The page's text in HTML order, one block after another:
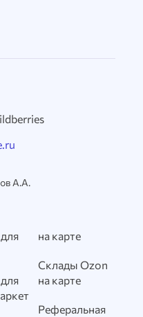
А.А.
на карте
Склады Ozon
на карте
Реферальная